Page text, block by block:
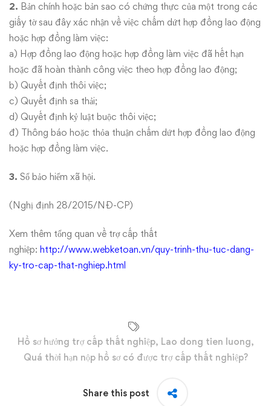
2. Bản chính hoặc bản sao có chứng thực của một trong các
giấy tờ sau đây xác nhận về việc chấm dứt hợp đồng lao động
hoặc hợp đồng làm việc:
a) Hợp đồng lao động hoặc hợp đồng làm việc đã hết hạn
hoặc đã hoàn thành công việc theo hợp đồng lao động;
b) Quyết định thôi việc;
c) Quyết định sa thải;
d) Quyết định kỷ luật buộc thôi việc;
đ) Thông báo hoặc thỏa thuận chấm dứt hợp đồng lao động
hoặc hợp đồng làm việc.
3. Sổ bảo hiểm xã hội.
(Nghị định 28/2015/NĐ-CP)
Xem thêm tổng quan về trợ cấp thất
nghiệp: http://www.webketoan.vn/quy-trinh-thu-tuc-dang-
ky-tro-cap-that-nghiep.html
Hồ sơ hưởng trợ cấp thất nghiệp, Lao dong tien luong,
Quá thời hạn nộp hồ sơ có được trợ cấp thất nghiệp?
Share this post